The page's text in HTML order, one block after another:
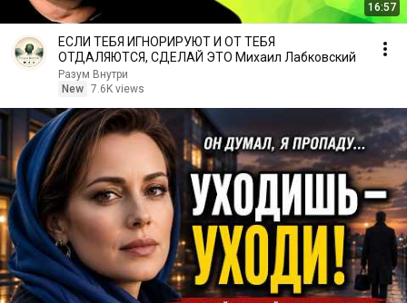
16:57
ЕСЛИ ТЕБЯ ИГНОРИРУЮТ И ОТ ТЕБЯ
ОТДАЛЯЮТСЯ, СДЕЛАЙ ЭТО Михаил Лабковский
Разум Внутри
New 7.6K views